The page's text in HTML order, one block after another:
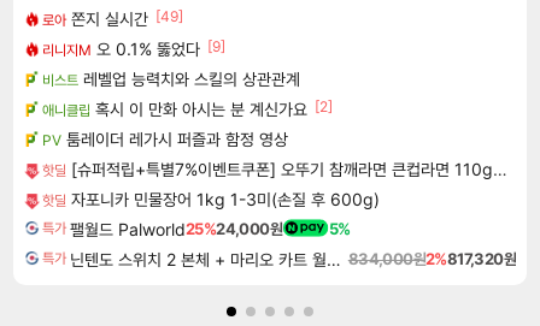
로아 쫀지 실시간 [49]
리니지M 오 0.1% 뚫었다 [9]
비스트 레벨업 능력치와 스킬의 상관관계
애니클립 혹시 이 만화 아시는 분 계신가요 [2]
PV 툼레이더 레가시 퍼즐과 함정 영상
핫딜 [슈퍼적립+특별7%이벤트쿠폰] 오뚜기 참깨라면 큰컵라면 110g, 12개 [원산지:상세설명에 표시]
핫딜 자포니카 민물장어 1kg 1-3미(손질 후 600g)
특가 팰월드 Palworld25%24,000원 5%
특가 닌텐도 스위치 2 본체 + 마리오 카트 월드 + 포켓몬 포코피아 번들 834,000원2%817,320원